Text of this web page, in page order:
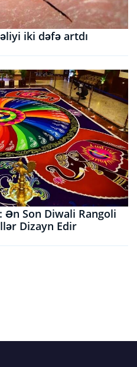
iki dəfə artdı
Ən Son Diwali Rangoli
Dizayn Edir